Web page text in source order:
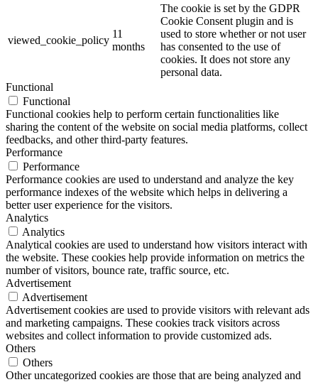
viewed_cookie_policy
11
months
The cookie is set by the GDPR
Cookie Consent plugin and is
used to store whether or not user
has consented to the use of
cookies. It does not store any
personal data.
Functional
Functional
Functional cookies help to perform certain functionalities like
sharing the content of the website on social media platforms, collect
feedbacks, and other third-party features.
Performance
Performance
Performance cookies are used to understand and analyze the key
performance indexes of the website which helps in delivering a
better user experience for the visitors.
Analytics
Analytics
Analytical cookies are used to understand how visitors interact with
the website. These cookies help provide information on metrics the
number of visitors, bounce rate, traffic source, etc.
Advertisement
Advertisement
Advertisement cookies are used to provide visitors with relevant ads
and marketing campaigns. These cookies track visitors across
websites and collect information to provide customized ads.
Others
Others
Other uncategorized cookies are those that are being analyzed and